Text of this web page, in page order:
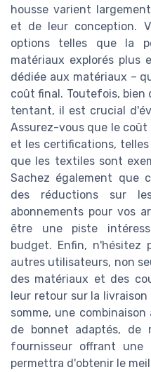
housse varient
et de leur conception.
options telles que la
matériaux explorés plus
dédiée aux matériaux –
coût final. Toutefois,
tentant, il est crucial
Assurez-vous que le
et les certifications,
que les textiles sont
Sachez également que
des réductions sur
abonnements pour vos
être une piste
budget. Enfin, n'hésitez
autres utilisateurs, non
des matériaux et des
leur retour sur la
somme, une
de bonnet adaptés, de
fournisseur offrant une
permettra d'obtenir le